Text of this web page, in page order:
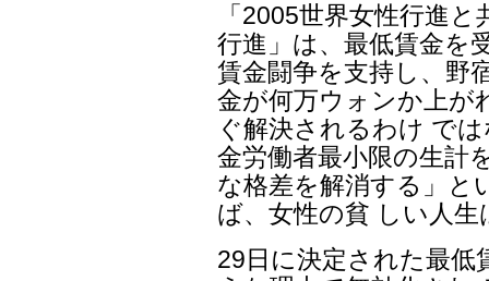
「2005世界女性行進
行進」は、最低賃金を
賃金闘争を支持し、野
金が何万ウォンか上が
ぐ解決されるわけ で
金労働者最小限の生計
な格差を解消する」と
ば、女性の貧 しい人
29日に決定された最低